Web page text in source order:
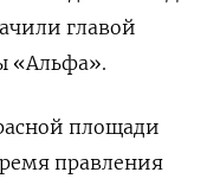
главой
«Альфа».
площади
правления